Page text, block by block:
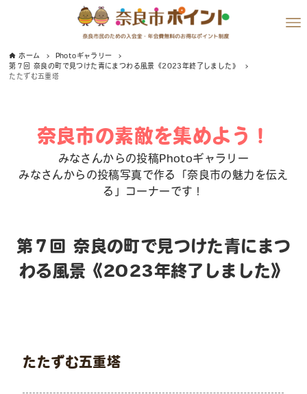
ホーム
Photoギャラリー
第７回 奈良の町で見つけた青にまつわる風景《2023年終了しました》
たたずむ五重塔
奈良市の素敵を集めよう！
みなさんからの投稿Photoギャラリー
みなさんからの投稿写真で作る「奈良市の魅力を伝え
る」コーナーです！
第７回 奈良の町で見つけた青にまつ
わる風景《2023年終了しました》
たたずむ五重塔